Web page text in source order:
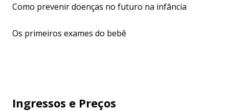
Como prevenir doenças no futuro na infância
Os primeiros exames do bebê
Ingressos e Preços